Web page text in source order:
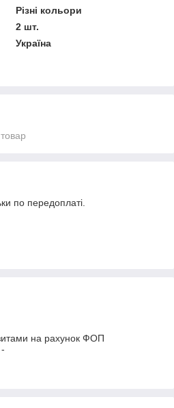
Різні кольори
2 шт.
Україна
по передоплаті.
на рахунок ФОП